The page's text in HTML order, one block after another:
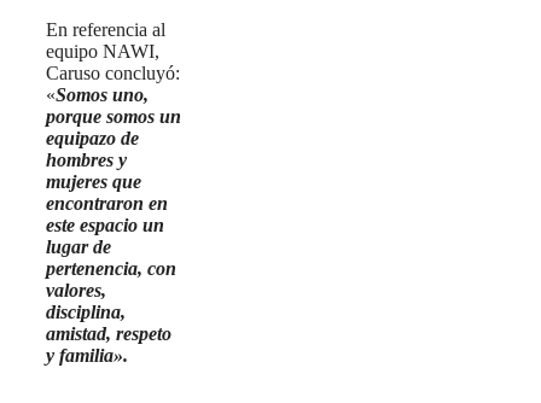
En referencia al
equipo NAWI,
Caruso concluyó:
«Somos uno,
porque somos un
equipazo de
hombres y
mujeres que
encontraron en
este espacio un
lugar de
pertenencia, con
valores,
disciplina,
amistad, respeto
y familia».